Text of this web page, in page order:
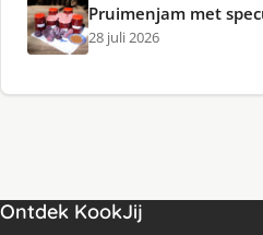
Pruimenjam met
28 juli 2026
Ontdek KookJij